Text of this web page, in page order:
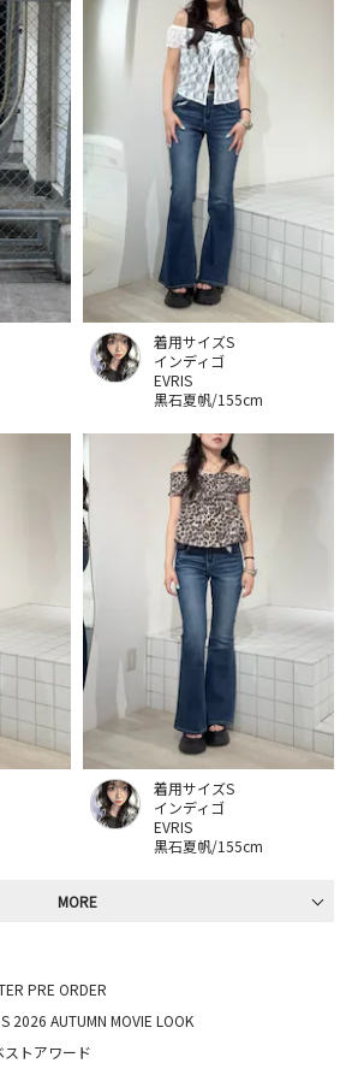
着用サイズS
インディゴ
EVRIS
黒石夏帆/155cm
着用サイズS
インディゴ
EVRIS
黒石夏帆/155cm
MORE